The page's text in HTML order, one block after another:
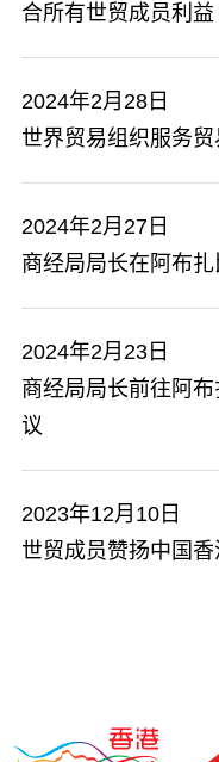
合所有世贸成员利益
2024年2月28日
世界贸易组织服务
2024年2月27日
商经局局长在阿布
2024年2月23日
商经局局长前往阿
议
2023年12月10日
世贸成员赞扬中国